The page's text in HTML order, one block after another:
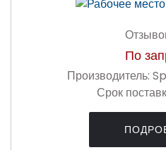
По
Производитель:
Срок